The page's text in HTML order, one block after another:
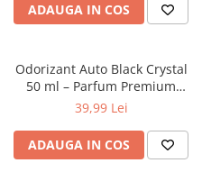
ADAUGA IN COS
Odorizant Auto Black Crystal
50 ml – Parfum Premium
pentru Interior Auto
39,99 Lei
ADAUGA IN COS